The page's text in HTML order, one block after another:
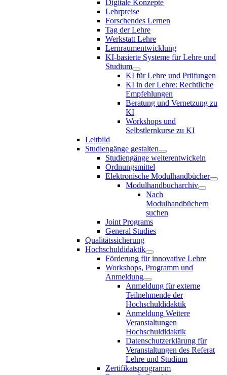
Digitale Konzepte
Lehrpreise
Forschendes Lernen
Tag der Lehre
Werkstatt Lehre
Lernraumentwicklung
KI-basierte Systeme für Lehre und
Studium
KI für Lehre und Prüfungen
KI in der Lehre: Rechtliche
Empfehlungen
Beratung und Vernetzung zu
KI
Workshops und
Selbstlernkurse zu KI
Leitbild
Studiengänge gestalten
Studiengänge weiterentwickeln
Ordnungsmittel
Elektronische Modulhandbücher
Modulhandbucharchiv
Nach
Modulhandbüchern
suchen
Joint Programs
General Studies
Qualitätssicherung
Hochschuldidaktik
Förderung für innovative Lehre
Workshops, Programm und
Anmeldung
Anmeldung für externe
Teilnehmende der
Hochschuldidaktik
Anmeldung Weitere
Veranstaltungen
Hochschuldidaktik
Datenschutzerklärung für
Veranstaltungen des Referat
Lehre und Studium
Zertifikatsprogramm